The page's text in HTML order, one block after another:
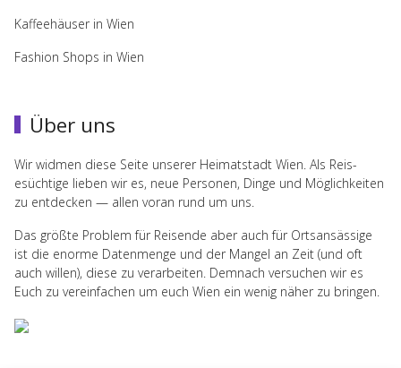
Kaffeehäuser in Wien
Fashion Shops in Wien
Über uns
Wir wid­men diese Seite unserer Heimat­stadt Wien. Als Reis­
esüchtige lieben wir es, neue Per­so­nen, Dinge und Möglichkeiten
zu ent­decken — allen voran rund um uns.
Das größte Prob­lem für Reisende aber auch für Ort­san­säs­sige
ist die enorme Daten­menge und der Man­gel an Zeit (und oft
auch willen), diese zu ver­ar­beiten. Dem­nach ver­suchen wir es
Euch zu vere­in­fachen um euch Wien ein wenig näher zu bringen.